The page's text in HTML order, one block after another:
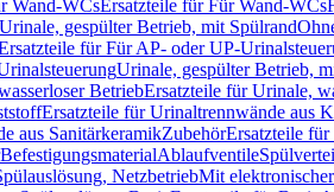
Wand-WCsErsatzteile für Für Wand-WCs
gespülter Betrieb, mit Spülrand
für Für AP- oder UP-
Urinale, gespülter Betrieb,
BetriebErsatzteile für Urinale,
Ersatzteile für Urinaltrennwände aus
aus SanitärkeramikZubehörErsatzteile
BefestigungsmaterialAblaufventile
NetzbetriebMit